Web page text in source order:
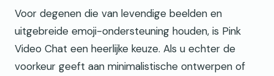
Voor degenen die van levendige beelden en
uitgebreide emoji-ondersteuning houden, is Pink
Video Chat een heerlijke keuze. Als u echter de
voorkeur geeft aan minimalistische ontwerpen of